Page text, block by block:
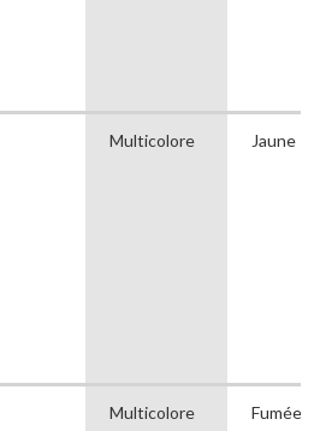
Multicolore Jaune
Multicolore Fumée